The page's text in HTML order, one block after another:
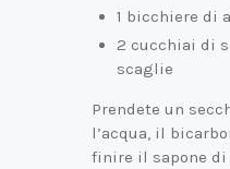
1 bicchiere di
2 cucchiai di
scaglie
Prendete un
l’acqua, il
finire il sapone